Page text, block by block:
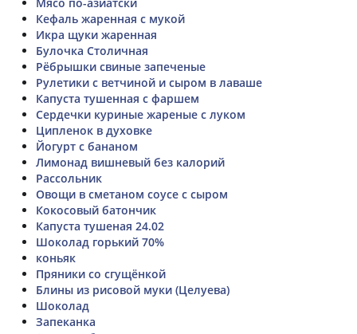
Кефаль жаренная с мукой
Икра щуки жаренная
Булочка Столичная
Рёбрышки свиные запеченые
Рулетики с ветчиной и сыром в лаваше
Капуста тушенная с фаршем
Сердечки куриные жареные с луком
Ципленок в духовке
Йогурт с бананом
Лимонад вишневый без калорий
Рассольник
Овощи в сметаном соусе с сыром
Кокосовый батончик
Капуста тушеная 24.02
Шоколад горький 70%
коньяк
Пряники со сгущёнкой
Блины из рисовой муки (Целуева)
Шоколад
Запеканка